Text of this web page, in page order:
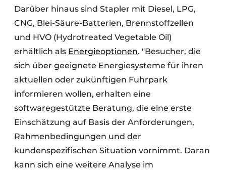
Darüber hinaus sind Stapler mit Diesel, LPG,
CNG, Blei-Säure-Batterien, Brennstoffzellen
und HVO (Hydrotreated Vegetable Oil)
erhältlich als Energieoptionen. "Besucher, die
sich über geeignete Energiesysteme für ihren
aktuellen oder zukünftigen Fuhrpark
informieren wollen, erhalten eine
softwaregestützte Beratung, die eine erste
Einschätzung auf Basis der Anforderungen,
Rahmenbedingungen und der
kundenspezifischen Situation vornimmt. Daran
kann sich eine weitere Analyse im